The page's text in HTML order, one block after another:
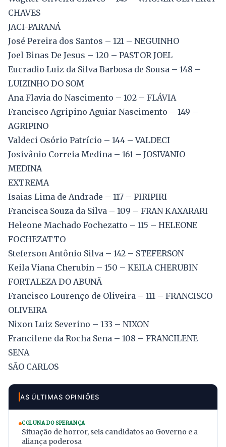
CHAVES
JACI-PARANÁ
José Pereira dos Santos – 121 – NEGUINHO
Joel Binas De Jesus – 120 – PASTOR JOEL
Eucradio Luiz da Silva Barbosa de Sousa – 148 –
LUIZINHO DO SOM
Ana Flavia do Nascimento – 102 – FLÁVIA
Francisco Agripino Aguiar Nascimento – 149 –
AGRIPINO
Valdeci Osório Patrício – 144 – VALDECI
Josivânio Correia Medina – 161 – JOSIVANIO
MEDINA
EXTREMA
Isaias Lima de Andrade – 117 – PIRIPIRI
Francisca Souza da Silva – 109 – FRAN KAXARARI
Heleone Machado Fochezatto – 115 – HELEONE
FOCHEZATTO
Steferson Antônio Silva – 142 – STEFERSON
Keila Viana Cherubin – 150 – KEILA CHERUBIN
FORTALEZA DO ABUNÃ
Francisco Lourenço de Oliveira – 111 – FRANCISCO
OLIVEIRA
Nixon Luiz Severino – 133 – NIXON
Francilene da Rocha Sena – 108 – FRANCILENE
SENA
SÃO CARLOS
AS ÚLTIMAS OPINIÕES
COLUNA DO SPERANÇA
Situação de horror, seis candidatos ao Governo e a
aliança poderosa